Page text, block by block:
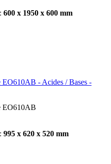
600 x 1950 x 600 mm
EO610AB - Acides / Bases -
EO610AB
995 x 620 x 520 mm